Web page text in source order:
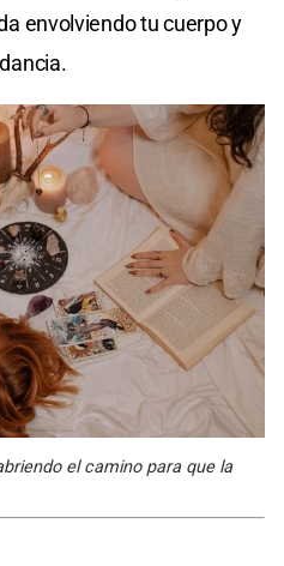
envolviendo tu cuerpo y
el camino para que la